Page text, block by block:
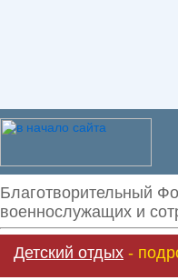
Благотворительный
военнослужащих и
Детский отдых -